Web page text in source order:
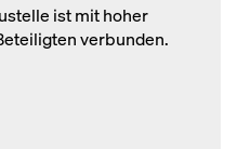
ist mit hoher
verbunden.